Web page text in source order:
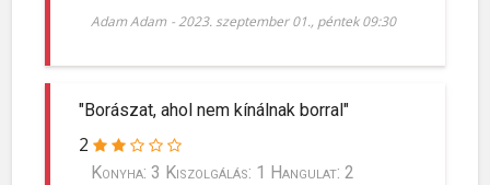
Adam Adam -2023. szeptember 01., péntek 09:30
"Borászat, ahol nem kínálnak borral"
2
Konyha: 3 Kiszolgálás: 1 Hangulat: 2